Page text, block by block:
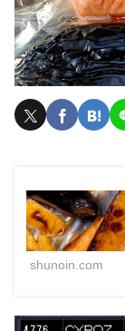
shunoin.com